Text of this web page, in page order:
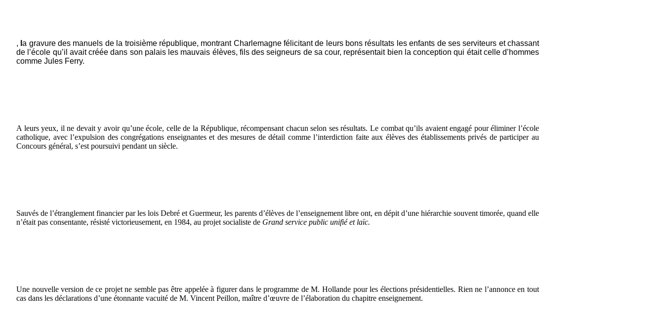
, la gravure des manuels de la troisième république, montrant Charlemagne félicitant de leurs bons résultats les enfants de ses serviteurs et chassant
de l’école qu’il avait créée dans son palais les mauvais élèves, fils des seigneurs de sa cour, représentait bien la conception qui était celle d’hommes
comme Jules Ferry.
A leurs yeux, il ne devait y avoir qu’une école, celle de la République, récompensant chacun selon ses résultats. Le combat qu’ils avaient engagé pour éliminer l’école
catholique, avec l’expulsion des congrégations enseignantes et des mesures de détail comme l’interdiction faite aux élèves des établissements privés de participer au
Concours général, s’est poursuivi pendant un siècle.
Sauvés de l’étranglement financier par les lois Debré et Guermeur, les parents d’élèves de l’enseignement libre ont, en dépit d’une hiérarchie souvent timorée, quand elle
n’était pas consentante, résisté victorieusement, en 1984, au projet socialiste de Grand service public unifié et laïc.
Une nouvelle version de ce projet ne semble pas être appelée à figurer dans le programme de M. Hollande pour les élections présidentielles. Rien ne l’annonce en tout
cas dans les déclarations d’une étonnante vacuité de M. Vincent Peillon, maître d’œuvre de l’élaboration du chapitre enseignement.